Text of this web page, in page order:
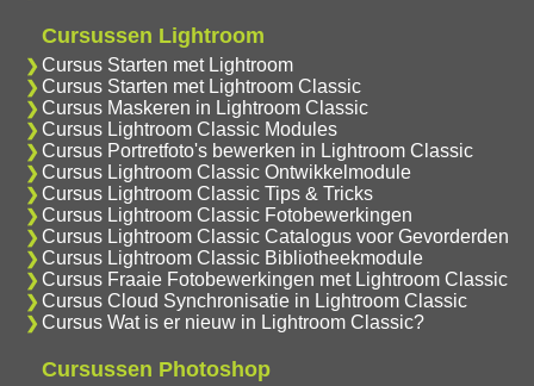
Cursussen Lightroom
Cursus Starten met Lightroom
Cursus Starten met Lightroom Classic
Cursus Maskeren in Lightroom Classic
Cursus Lightroom Classic Modules
Cursus Portretfoto's bewerken in Lightroom Classic
Cursus Lightroom Classic Ontwikkelmodule
Cursus Lightroom Classic Tips & Tricks
Cursus Lightroom Classic Fotobewerkingen
Cursus Lightroom Classic Catalogus voor Gevorderden
Cursus Lightroom Classic Bibliotheekmodule
Cursus Fraaie Fotobewerkingen met Lightroom Classic
Cursus Cloud Synchronisatie in Lightroom Classic
Cursus Wat is er nieuw in Lightroom Classic?
Cursussen Photoshop